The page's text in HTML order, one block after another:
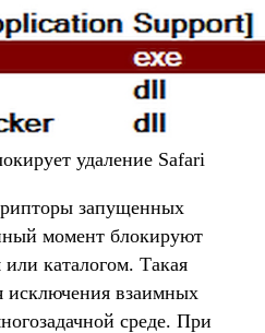
удаление Safari
запущенных
момент блокируют
каталогом. Такая
исключения взаимных
среде. При